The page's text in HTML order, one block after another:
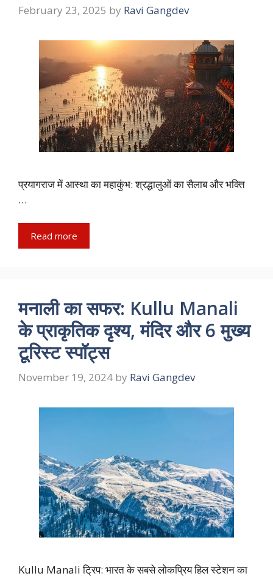
February 23, 2025 by Ravi Gangdev
प्रयागराज में आस्था का महाकुंभ: श्रद्धालुओं का सैलाब और भक्ति
…
Read more
मनाली का सफर: Kullu Manali
के प्राकृतिक दृश्य, मंदिर और 6 मुख्य
टूरिस्ट स्पॉट्स
November 19, 2024 by Ravi Gangdev
Kullu Manali ट्रिप: भारत के सबसे लोकप्रिय हिल स्टेशन का